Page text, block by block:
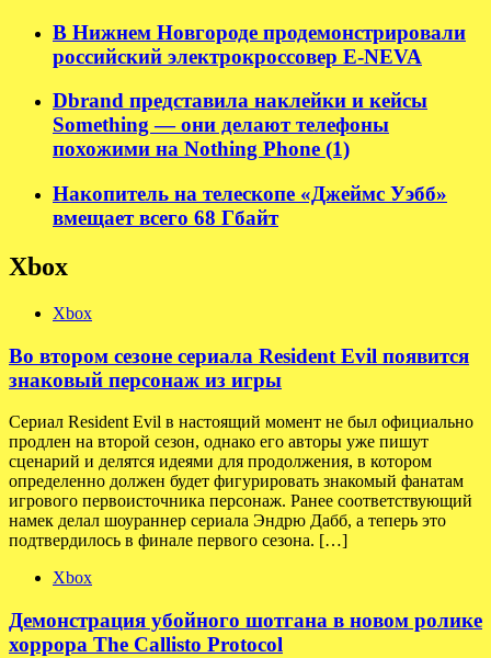
В Нижнем Новгороде продемонстрировали
российский электрокроссовер E-NEVA
Dbrand представила наклейки и кейсы
Something — они делают телефоны
похожими на Nothing Phone (1)
Накопитель на телескопе «Джеймс Уэбб»
вмещает всего 68 Гбайт
Xbox
Xbox
Во втором сезоне сериала Resident Evil появится
знаковый персонаж из игры
Сериал Resident Evil в настоящий момент не был официально
продлен на второй сезон, однако его авторы уже пишут
сценарий и делятся идеями для продолжения, в котором
определенно должен будет фигурировать знакомый фанатам
игрового первоисточника персонаж. Ранее соответствующий
намек делал шоураннер сериала Эндрю Дабб, а теперь это
подтвердилось в финале первого сезона. […]
Xbox
Демонстрация убойного шотгана в новом ролике
хоррора The Callisto Protocol